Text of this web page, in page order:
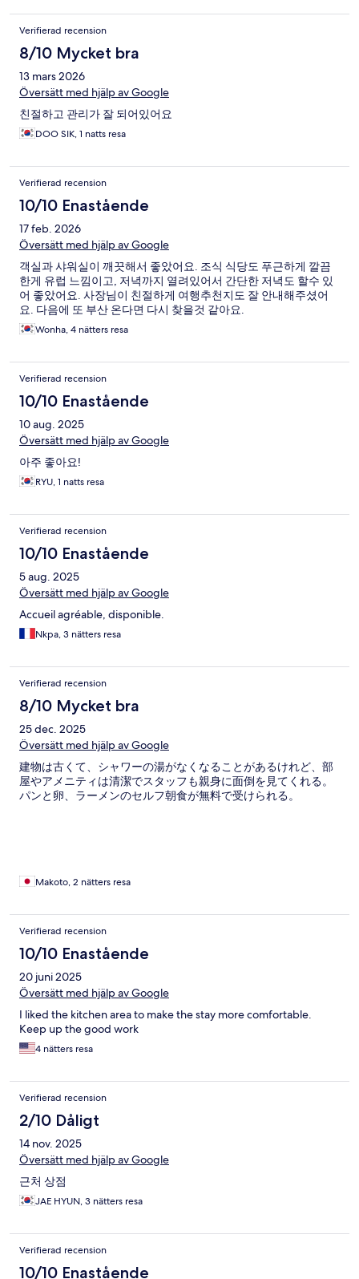
Verifierad recension
8/10 Mycket bra
13 mars 2026
Översätt med hjälp av Google
친절하고 관리가 잘 되어있어요
DOO SIK, 1 natts resa
Verifierad recension
10/10 Enastående
17 feb. 2026
Översätt med hjälp av Google
객실과 샤워실이 깨끗해서 좋았어요. 조식 식당도 푸근하게 깔끔
한게 유럽 느낌이고, 저녁까지 열려있어서 간단한 저녁도 할수 있
어 좋았어요. 사장님이 친절하게 여행추천지도 잘 안내해주셨어
요. 다음에 또 부산 온다면 다시 찾을것 같아요.
Wonha, 4 nätters resa
Verifierad recension
10/10 Enastående
10 aug. 2025
Översätt med hjälp av Google
아주 좋아요!
RYU, 1 natts resa
Verifierad recension
10/10 Enastående
5 aug. 2025
Översätt med hjälp av Google
Accueil agréable, disponible.
Nkpa, 3 nätters resa
Verifierad recension
8/10 Mycket bra
25 dec. 2025
Översätt med hjälp av Google
建物は古くて、シャワーの湯がなくなることがあるけれど、部
屋やアメニティは清潔でスタッフも親身に面倒を見てくれる。
パンと卵、ラーメンのセルフ朝食が無料で受けられる。
Makoto, 2 nätters resa
Verifierad recension
10/10 Enastående
20 juni 2025
Översätt med hjälp av Google
I liked the kitchen area to make the stay more comfortable.
Keep up the good work
4 nätters resa
Verifierad recension
2/10 Dåligt
14 nov. 2025
Översätt med hjälp av Google
근처 상점
JAE HYUN, 3 nätters resa
Verifierad recension
10/10 Enastående